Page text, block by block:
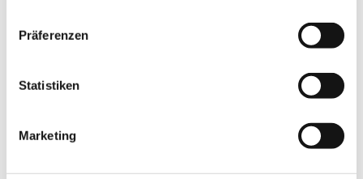
Präferenzen
Statistiken
Marketing